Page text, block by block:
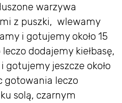
warzywa
z puszki, wlewamy
i gotujemy około 15
dodajemy kiełbasę,
gotujemy jeszcze około
gotowania leczo
solą, czarnym